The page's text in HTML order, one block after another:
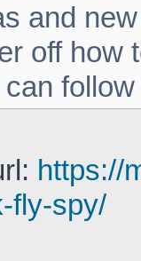
and
off how
https://
fly-spy/